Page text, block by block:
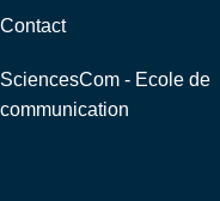
Contact
SciencesCom - Ecole de
communication